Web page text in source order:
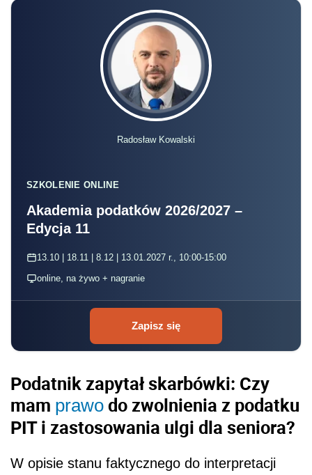
Radosław Kowalski
SZKOLENIE ONLINE
Akademia podatków 2026/2027 –
Edycja 11
13.10 | 18.11 | 8.12 | 13.01.2027 r., 10:00-15:00
online, na żywo + nagranie
Zapisz się
Podatnik zapytał skarbówki: Czy
mam prawo do zwolnienia z podatku
PIT i zastosowania ulgi dla seniora?
W opisie stanu faktycznego do interpretacji